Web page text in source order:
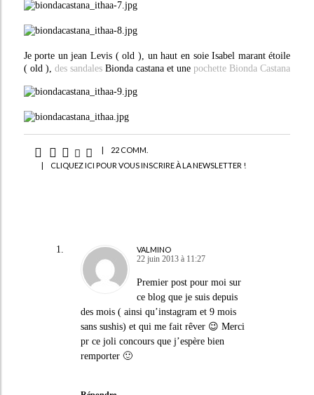
Je porte un jean Levis ( old ), un haut en soie Isabel marant étoile
( old ), des sandalesBionda castana et une pochette Bionda Castana
|
22 COMM.
|
CLIQUEZ ICI POUR VOUS INSCRIRE À LA NEWSLETTER !
VALMINO
22 juin 2013 à 11:27
Premier post pour moi sur
ce blog que je suis depuis
des mois ( ainsi qu’instagram et 9 mois
sans sushis) et qui me fait rêver 😉 Merci
pr ce joli concours que j’espère bien
remporter 🙂